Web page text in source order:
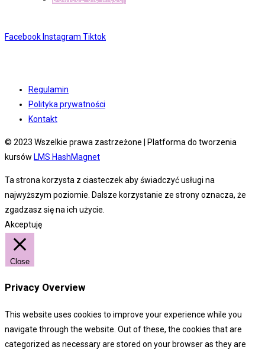
Facebook Instagram Tiktok
Regulamin
Polityka prywatności
Kontakt
© 2023 Wszelkie prawa zastrzeżone | Platforma do tworzenia
kursów LMS HashMagnet
Ta strona korzysta z ciasteczek aby świadczyć usługi na
najwyższym poziomie. Dalsze korzystanie ze strony oznacza, że
zgadzasz się na ich użycie.
Akceptuję
Close
Privacy Overview
This website uses cookies to improve your experience while you
navigate through the website. Out of these, the cookies that are
categorized as necessary are stored on your browser as they are